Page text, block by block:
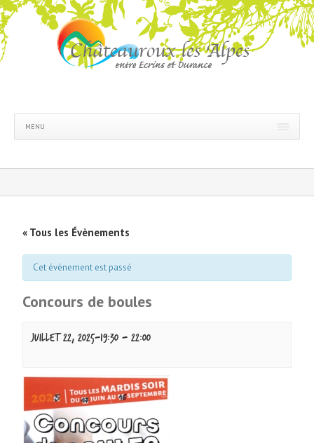
MENU
« Tous les Évènements
Cet évènement est passé
Concours de boules
juillet 22, 2025-19:30 - 22:00